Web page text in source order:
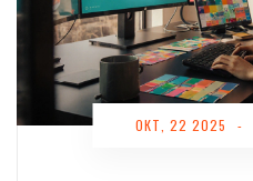
ОКТ, 22 2025 -